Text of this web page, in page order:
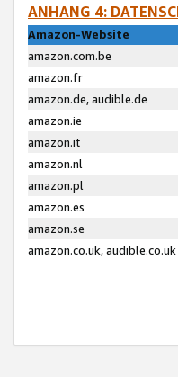
ANHANG 4:
Amazon-Website
amazon.com.be
amazon.fr
amazon.de, audible.de
amazon.ie
amazon.it
amazon.nl
amazon.pl
amazon.es
amazon.se
amazon.co.uk, audible.co.uk